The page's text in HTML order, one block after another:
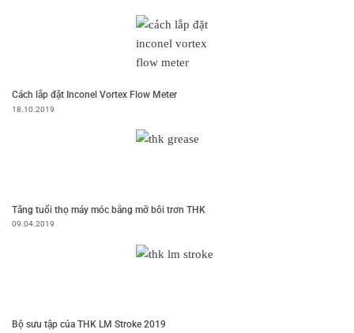
Cách lắp đặt Inconel Vortex Flow Meter
18.10.2019
Tăng tuổi thọ máy móc bằng mỡ bôi trơn THK
09.04.2019
Bộ sưu tập của THK LM Stroke 2019